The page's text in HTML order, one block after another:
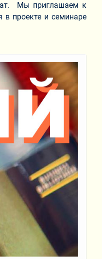
Мы приглашаем к
в проекте и семинаре